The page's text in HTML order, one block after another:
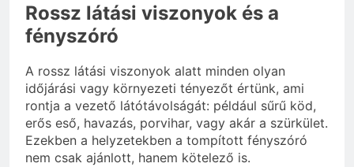
Rossz látási viszonyok és a
fényszóró
A rossz látási viszonyok alatt minden olyan
időjárási vagy környezeti tényezőt értünk, ami
rontja a vezető látótávolságát: például sűrű köd,
erős eső, havazás, porvihar, vagy akár a szürkület.
Ezekben a helyzetekben a tompított fényszóró
nem csak ajánlott, hanem kötelező is.